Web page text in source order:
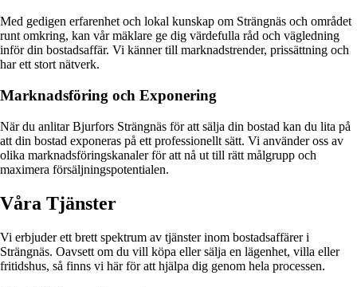
Med gedigen erfarenhet och lokal kunskap om Strängnäs och området
runt omkring, kan vår mäklare ge dig värdefulla råd och vägledning
inför din bostadsaffär. Vi känner till marknadstrender, prissättning och
har ett stort nätverk.
Marknadsföring och Exponering
När du anlitar Bjurfors Strängnäs för att sälja din bostad kan du lita på
att din bostad exponeras på ett professionellt sätt. Vi använder oss av
olika marknadsföringskanaler för att nå ut till rätt målgrupp och
maximera försäljningspotentialen.
Våra Tjänster
Vi erbjuder ett brett spektrum av tjänster inom bostadsaffärer i
Strängnäs. Oavsett om du vill köpa eller sälja en lägenhet, villa eller
fritidshus, så finns vi här för att hjälpa dig genom hela processen.